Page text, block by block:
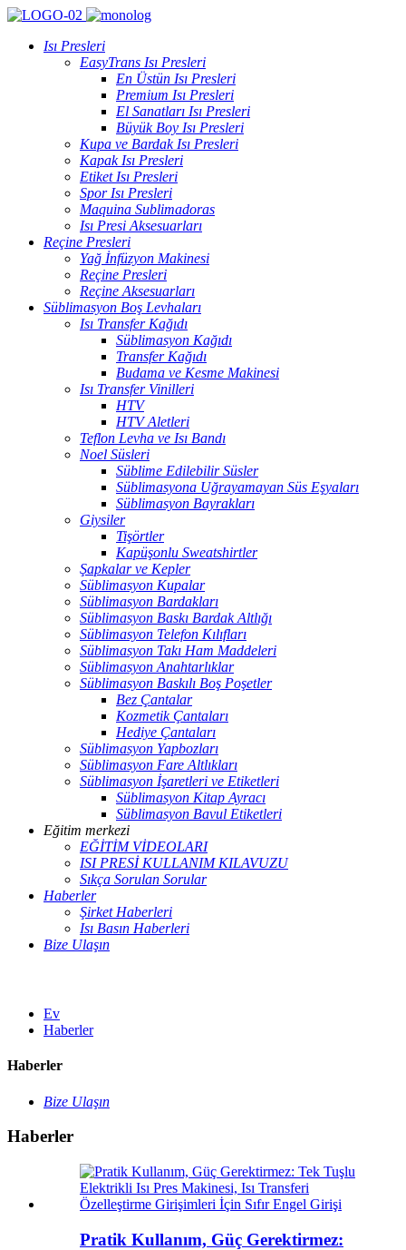
Isı Presleri
EasyTrans Isı Presleri
En Üstün Isı Presleri
Premium Isı Presleri
El Sanatları Isı Presleri
Büyük Boy Isı Presleri
Kupa ve Bardak Isı Presleri
Kapak Isı Presleri
Etiket Isı Presleri
Spor Isı Presleri
Maquina Sublimadoras
Isı Presi Aksesuarları
Reçine Presleri
Yağ İnfüzyon Makinesi
Reçine Presleri
Reçine Aksesuarları
Süblimasyon Boş Levhaları
Isı Transfer Kağıdı
Süblimasyon Kağıdı
Transfer Kağıdı
Budama ve Kesme Makinesi
Isı Transfer Vinilleri
HTV
HTV Aletleri
Teflon Levha ve Isı Bandı
Noel Süsleri
Süblime Edilebilir Süsler
Süblimasyona Uğrayamayan Süs Eşyaları
Süblimasyon Bayrakları
Giysiler
Tişörtler
Kapüşonlu Sweatshirtler
Şapkalar ve Kepler
Süblimasyon Kupalar
Süblimasyon Bardakları
Süblimasyon Baskı Bardak Altlığı
Süblimasyon Telefon Kılıfları
Süblimasyon Takı Ham Maddeleri
Süblimasyon Anahtarlıklar
Süblimasyon Baskılı Boş Poşetler
Bez Çantalar
Kozmetik Çantaları
Hediye Çantaları
Süblimasyon Yapbozları
Süblimasyon Fare Altlıkları
Süblimasyon İşaretleri ve Etiketleri
Süblimasyon Kitap Ayracı
Süblimasyon Bavul Etiketleri
Eğitim merkezi
EĞİTİM VİDEOLARI
ISI PRESİ KULLANIM KILAVUZU
Sıkça Sorulan Sorular
Haberler
Şirket Haberleri
Isı Basın Haberleri
Bize Ulaşın
Ev
Haberler
Haberler
Bize Ulaşın
Haberler
Pratik Kullanım, Güç Gerektirmez: